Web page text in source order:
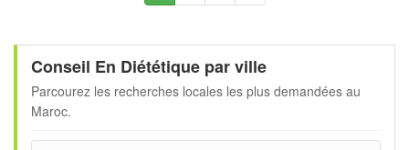
Conseil En Diététique par ville
Parcourez les recherches locales les plus demandées au
Maroc.